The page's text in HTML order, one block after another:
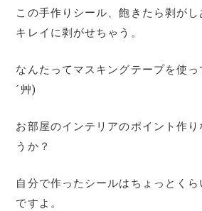
この手作りシール、飽きたら剥がし
キレイに剥がせちゃう。
なんたってマスキングテープを使
´艸)
お部屋のインテリアのポイント作り
うか？
自分で作ったシールはちょっとく
ですよ。